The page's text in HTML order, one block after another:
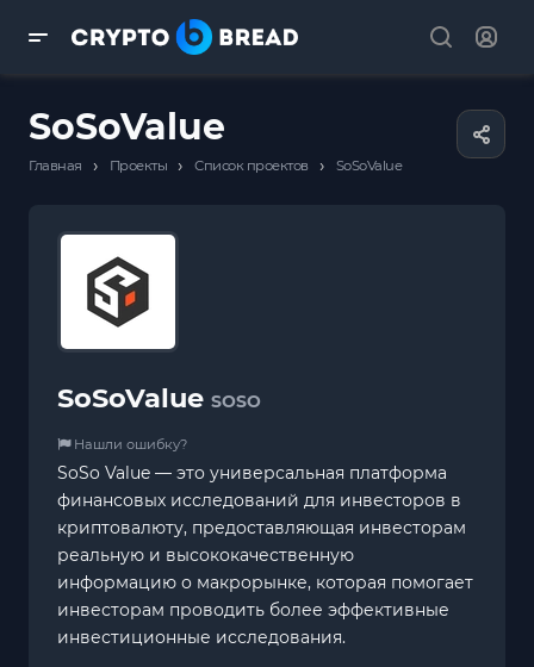
SoSoValue
Главная › Проекты › Список проектов › SoSoValue
SoSoValue SOSO
Нашли ошибку?
SoSo Value — это универсальная платформа
финансовых исследований для инвесторов в
криптовалюту, предоставляющая инвесторам
реальную и высококачественную
информацию о макрорынке, которая помогает
инвесторам проводить более эффективные
инвестиционные исследования.